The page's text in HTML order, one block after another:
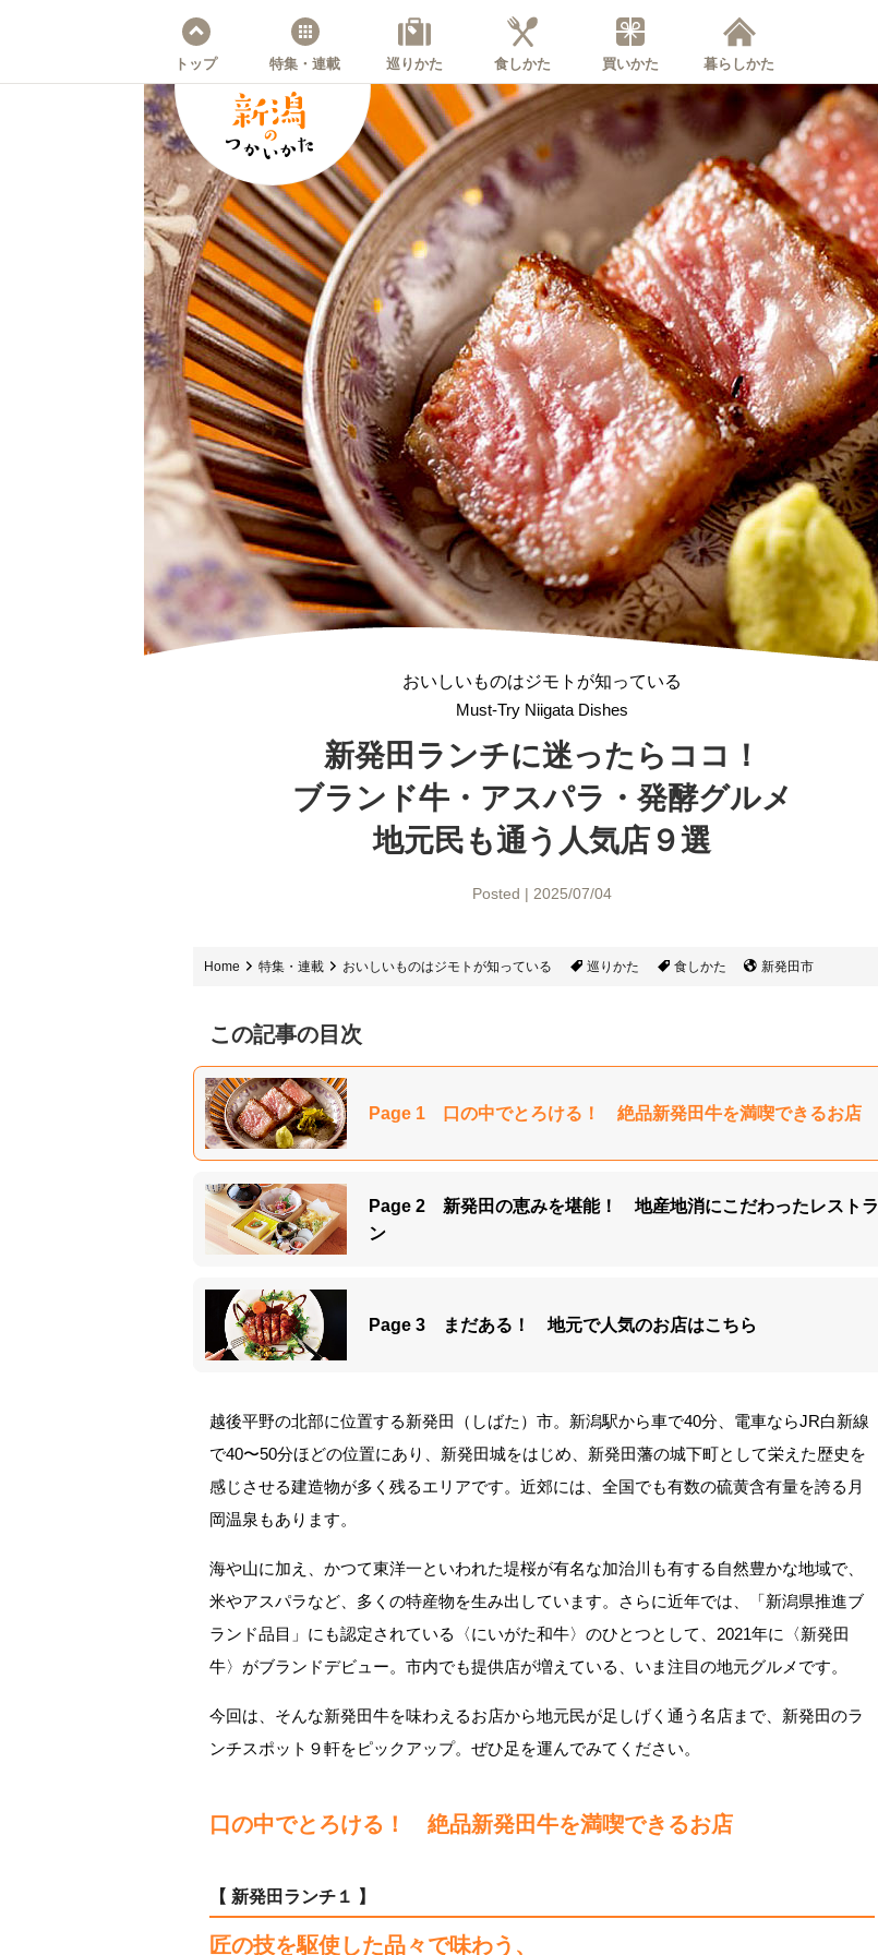
トップ 特集・連載 巡りかた 食しかた 買いかた 暮らしかた
おいしいものはジモトが知っている
Must-Try Niigata Dishes
新発田ランチに迷ったらココ！
ブランド牛・アスパラ ・発酵グルメ
地元民も通う人気店９選
Posted | 2025/07/04
Home 特集・連載 おいしいものはジモトが知っている 巡りかた 食しかた 新発田市
この記事の目次
Page 1 口の中でとろける！ 絶品新発田牛を満喫できるお店
Page 2 新発田の恵みを堪能！ 地産地消にこだわったレストラ
ン
Page 3 まだある！ 地元で人気のお店はこちら
越後平野の北部に位置する新発田（しばた）市。新潟駅から車で40分、電車ならJR白新線
で40〜50分ほどの位置にあり、新発田城をはじめ、新発田藩の城下町として栄えた歴史を
感じさせる建造物が多く残るエリアです。近郊には、全国でも有数の硫黄含有量を誇る月
岡温泉もあります。
海や山に加え、かつて東洋一といわれた堤桜が有名な加治川も有する自然豊かな地域で、
米やアスパラなど、多くの特産物を生み出しています。さらに近年では、「新潟県推進ブ
ランド品目」にも認定されている〈にいがた和牛〉のひとつとして、2021年に〈新発田
牛〉がブランドデビュー。市内でも提供店が増えている、いま注目の地元グルメです。
今回は、そんな新発田牛を味わえるお店から地元民が足しげく通う名店まで、新発田のラ
ンチスポット９軒をピックアップ。ぜひ足を運んでみてください。
口の中でとろける！ 絶品新発田牛を満喫できるお店
【 新発田ランチ１ 】
匠の技を駆使した品々で味わう、